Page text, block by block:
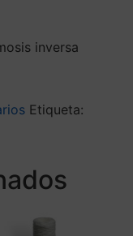
inversa
Etiqueta: